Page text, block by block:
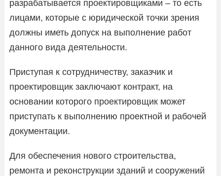
разрабатывается проектировщиками – то есть
лицами, которые с юридической точки зрения
должны иметь допуск на выполнение работ
данного вида деятельности.
Приступая к сотрудничеству, заказчик и
проектировщик заключают контракт, на
основании которого проектировщик может
приступать к выполнению проектной и рабочей
документации.
Для обеспечения нового строительства,
ремонта и реконструкции зданий и сооружений